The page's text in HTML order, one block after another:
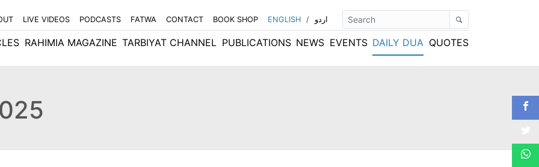
LIVE VIDEOS PODCASTS FATWA CONTACT BOOK SHOP ENGLISH / اردو
RAHIMIA MAGAZINE TARBIYAT CHANNEL PUBLICATIONS NEWS EVENTS DAILY DUA QUOTES